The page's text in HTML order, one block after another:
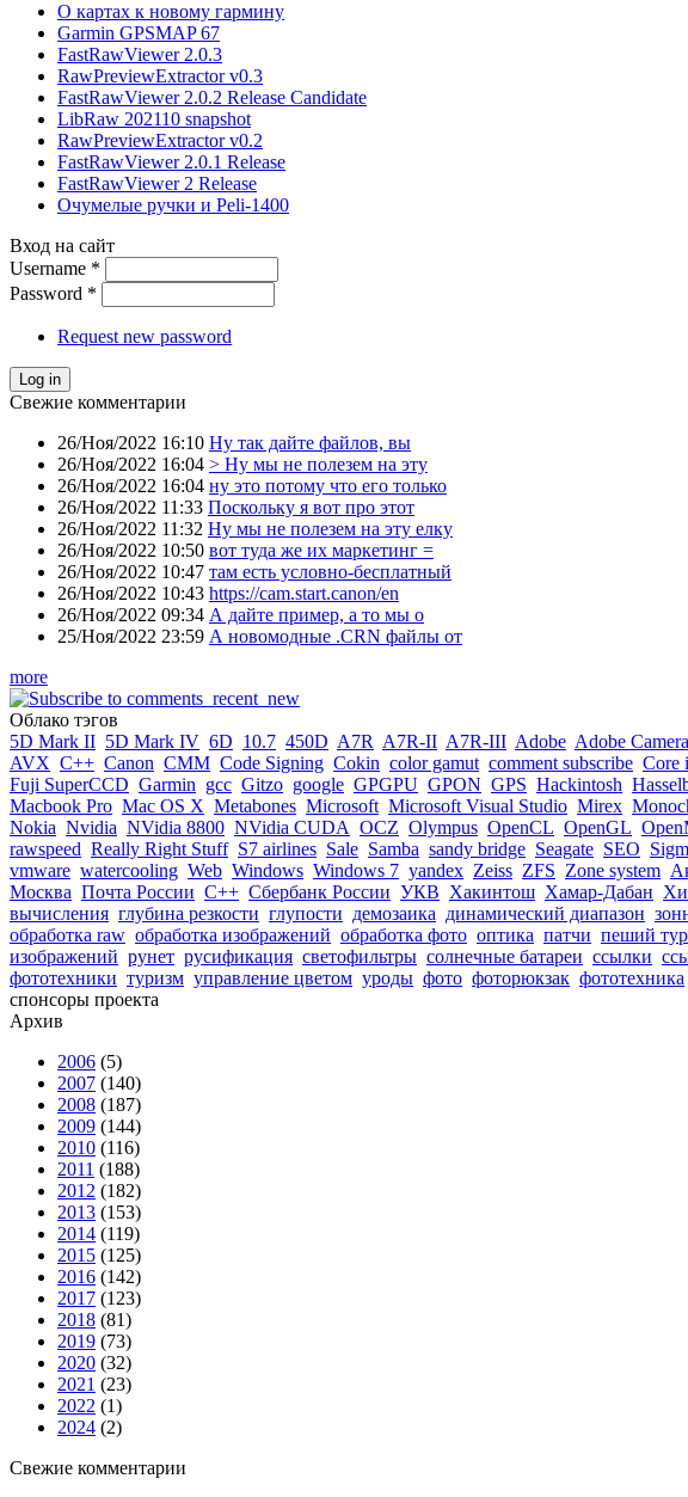
О картах к новому гармину
Garmin GPSMAP 67
FastRawViewer 2.0.3
RawPreviewExtractor v0.3
FastRawViewer 2.0.2 Release Candidate
LibRaw 202110 snapshot
RawPreviewExtractor v0.2
FastRawViewer 2.0.1 Release
FastRawViewer 2 Release
Очумелые ручки и Peli-1400
Вход на сайт
Username *
Password *
Request new password
Свежие комментарии
26/Ноя/2022 16:10 Ну так дайте файлов, вы
26/Ноя/2022 16:04 > Ну мы не полезем на эту
26/Ноя/2022 16:04 ну это потому что его только
26/Ноя/2022 11:33 Поскольку я вот про этот
26/Ноя/2022 11:32 Ну мы не полезем на эту елку
26/Ноя/2022 10:50 вот туда же их маркетинг =
26/Ноя/2022 10:47 там есть условно-бесплатный
26/Ноя/2022 10:43 https://cam.start.canon/en
26/Ноя/2022 09:34 А дайте пример, а то мы о
25/Ноя/2022 23:59 А новомодные .CRN файлы от
more
Облако тэгов
5D Mark II 5D Mark IV 6D 10.7 450D A7R A7R-II A7R-III Adobe Adobe
AVX C++ Canon CMM Code Signing Cokin color gamut comment subscribe Core
Fuji SuperCCD Garmin gcc Gitzo google GPGPU GPON GPS Hackintosh
Macbook Pro Mac OS X Metabones Microsoft Microsoft Visual Studio Mirex
Nokia Nvidia NVidia 8800 NVidia CUDA OCZ Olympus OpenCL OpenGL
rawspeed Really Right Stuff S7 airlines Sale Samba sandy bridge Seagate SEO
vmware watercooling Web Windows Windows 7 yandex Zeiss ZFS Zone system
Москва Почта России С++ Сбербанк России УКВ Хакинтош Хамар-Дабан
вычисления глубина резкости глупости демозаика динамический диапазон
обработка raw обработка изображений обработка фото оптика патчи пеший
изображений рунет русификация светофильтры солнечные батареи ссылки
фототехники туризм управление цветом уроды фото фоторюкзак фототехника
спонсоры проекта
Архив
2006 (5)
2007 (140)
2008 (187)
2009 (144)
2010 (116)
2011 (188)
2012 (182)
2013 (153)
2014 (119)
2015 (125)
2016 (142)
2017 (123)
2018 (81)
2019 (73)
2020 (32)
2021 (23)
2022 (1)
2024 (2)
Свежие комментарии